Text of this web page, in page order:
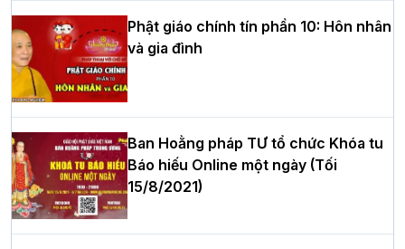
Hòa thượng Thích Quảng Tùng tái đắc
cử Trưởng BTS GHPGVN thành phố Hải
Phòng nhiệm kỳ 2026 – 2031
Thượng tọa Thích Tâm Chính được suy
cử tân Trưởng ban Trị sự GHPGVN tỉnh
Phật giáo chính tín phần 10: Hôn nhân
và gia đình
Ban Hoằng pháp TƯ tổ chức Khóa tu
Báo hiếu Online một ngày (Tối
15/8/2021)